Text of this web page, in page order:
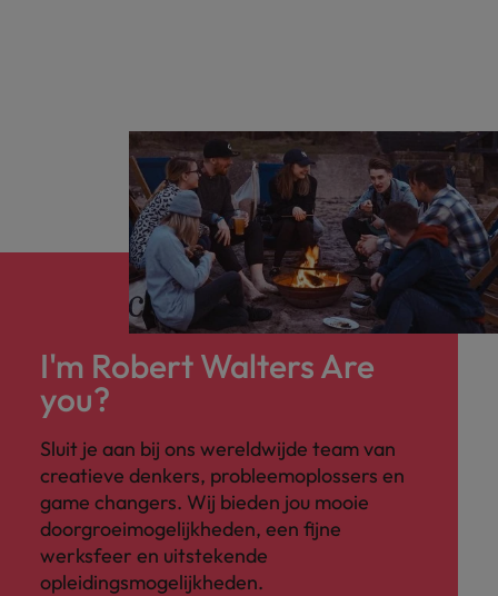
I'm Robert Walters Are
you?
Sluit je aan bij ons wereldwijde team van
creatieve denkers, probleemoplossers en
game changers. Wij bieden jou mooie
doorgroeimogelijkheden, een fijne
werksfeer en uitstekende
opleidingsmogelijkheden.